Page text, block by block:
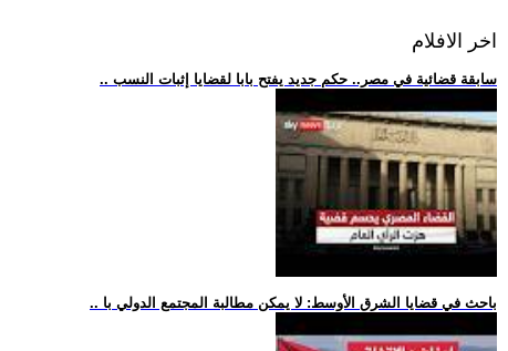
اخر الافلام
.. سابقة قضائية في مصر.. حكم جديد يفتح بابا لقضايا إثبات النسب
.. باحث في قضايا الشرق الأوسط: لا يمكن مطالبة المجتمع الدولي با